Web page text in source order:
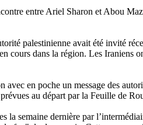
entre Ariel Sharon et Abou
palestinienne avait été invité
cours dans la région. Les Iraniens
avec en poche un message des
au départ par la Feuille de
la semaine dernière par